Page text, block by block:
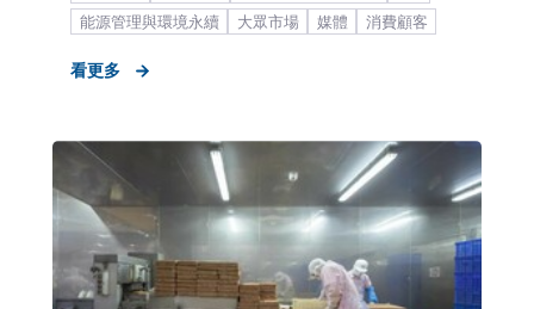
能源管理與環境永續
大眾市場 媒體
消費顧客
市場推廣銷售
看更多